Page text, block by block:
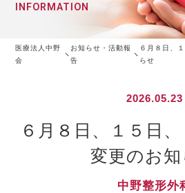
INFORMATION
医療法人中野
会
お知らせ・活動報
告
６月８日、
らせ
2026.05.23
６月８日、１５日
変更のお知
中野整形外